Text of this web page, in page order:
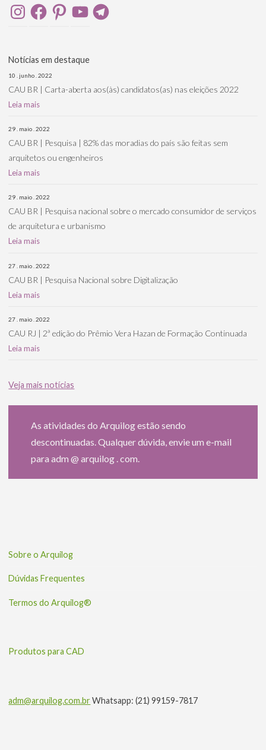
InstagramFacebookPinterestYouTubeTelegram
Notícias em destaque
10 . junho . 2022
CAU BR | Carta-aberta aos(às) candidatos(as) nas eleições 2022
Leia mais
29 . maio . 2022
CAU BR | Pesquisa | 82% das moradias do país são feitas sem
arquitetos ou engenheiros
Leia mais
29 . maio . 2022
CAU BR | Pesquisa nacional sobre o mercado consumidor de serviços
de arquitetura e urbanismo
Leia mais
27 . maio . 2022
CAU BR | Pesquisa Nacional sobre Digitalização
Leia mais
27 . maio . 2022
CAU RJ | 2ª edição do Prêmio Vera Hazan de Formação Continuada
Leia mais
Veja mais notícias
As atividades do Arquilog estão sendo
descontinuadas. Qualquer dúvida, envie um e-mail
para adm @ arquilog . com.
Sobre o Arquilog
Dúvidas Frequentes
Termos do Arquilog®
Produtos para CAD
adm@arquilog.com.brWhatsapp: (21) 99159-7817